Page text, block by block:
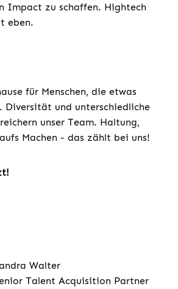
Impact zu schaffen. Hightech
eben.
für Menschen, die etwas
Diversität und unterschiedliche
unser Team. Haltung,
Machen - das zählt bei uns!
Walter
Talent Acquisition Partner